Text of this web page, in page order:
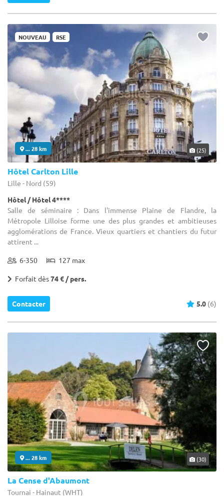
NOUVEAU RSE
... 28 km (25)
Hôtel Carlton Lille
Lille - Nord (59)
Hôtel / Hôtel 4****
Salle de séminaire : Dans l'immense Plaine de Flandre, la
Métropole Lilloise forme une des plus grandes et ambitieuses
agglomérations de France. Vieux quartiers et chantiers du futur
attirent ...
6-350 127 max
Forfait dès74 € / pers.
Contacter 5.0 (6)
... 28 km (30)
La Cense d'Abaumont
Tournai - Hainaut (WHT)